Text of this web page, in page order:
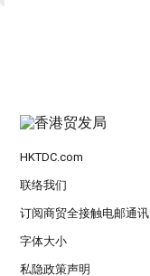
HKTDC.com
联络我们
订阅商贸全接触电邮通讯
字体大小
私隐政策声明